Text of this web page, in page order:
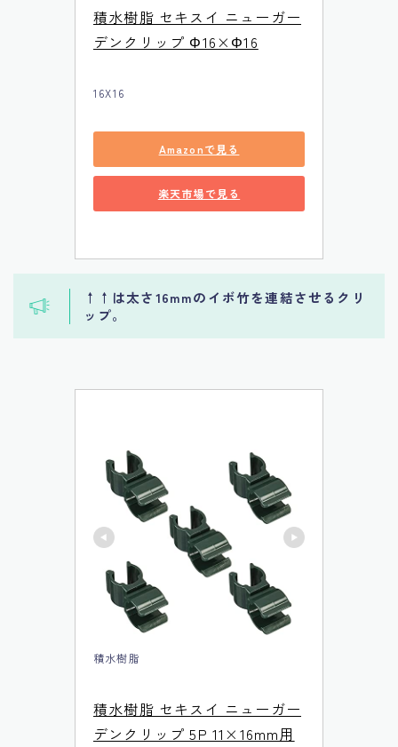
積水樹脂 セキスイ ニューガー
デンクリップ Φ16×Φ16
16X16
Amazonで見る
楽天市場で見る
↑↑は太さ16mmのイボ竹を連結させるクリ
ップ。
積水樹脂
積水樹脂 セキスイ ニューガー
デンクリップ 5P 11×16mm用